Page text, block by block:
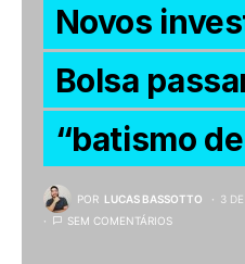
Novos
Bolsa
“batismo
POR LUCAS BASSOTTO 3
SEM COMENTÁRIOS